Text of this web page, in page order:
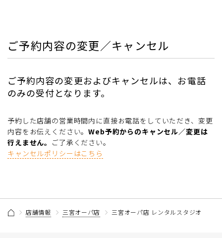
ご予約内容の変更／キャンセル
ご予約内容の変更およびキャンセルは、お電話
のみの受付となります。
予約した店舗の営業時間内に直接お電話をしていただき、変更
内容をお伝えください。Web予約からのキャンセル／変更は
行えません。 ご了承ください。
キャンセルポリシーはこちら
店舗情報 三宮オーパ店 三宮オーパ店 レンタルスタジオ